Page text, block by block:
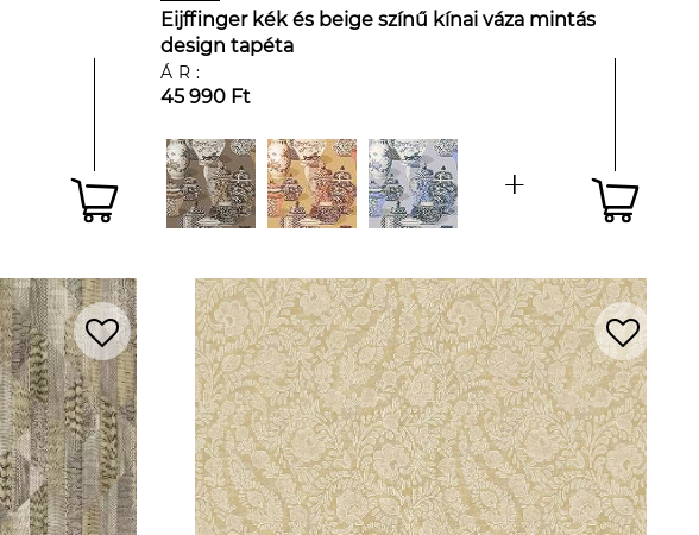
Eijffinger kék és beige színű kínai váza mintás
design tapéta
ÁR:
45 990 Ft